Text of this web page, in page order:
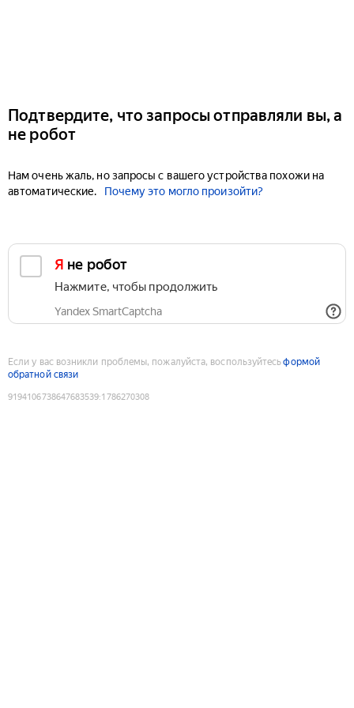
Подтвердите, что запросы отправляли вы, а
не робот
Нам очень жаль, но запросы с вашего устройства похожи на
автоматические.
Почему это могло произойти?
Я не робот
Нажмите, чтобы продолжить
Yandex SmartCaptcha
Если у вас возникли проблемы, пожалуйста, воспользуйтесьформой
обратной связи
9194106738647683539:1786270308